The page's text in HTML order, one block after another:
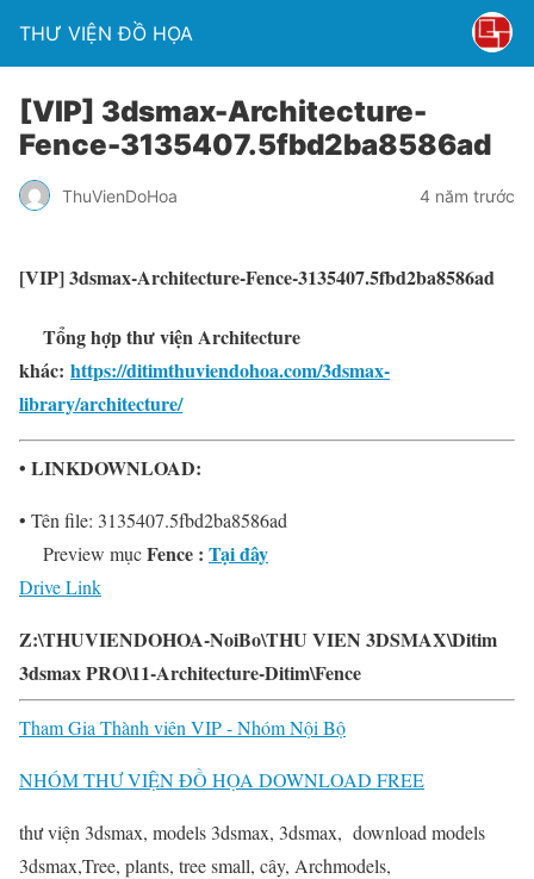
THƯ VIỆN ĐỒ HỌA
[VIP] 3dsmax-Architecture-
Fence-3135407.5fbd2ba8586ad
ThuVienDoHoa 4 năm trước
[VIP] 3dsmax-Architecture-Fence-3135407.5fbd2ba8586ad
Tổng hợp thư viện Architecture
khác: https://ditimthuviendohoa.com/3dsmax-
library/architecture/
• LINKDOWNLOAD:
• Tên file: 3135407.5fbd2ba8586ad
Preview mụcFence : Tại đây
Drive Link
Z:\THUVIENDOHOA-NoiBo\THU VIEN 3DSMAX\Ditim
3dsmax PRO\11-Architecture-Ditim\Fence
Tham Gia Thành viên VIP - Nhóm Nội Bộ
NHÓM THƯ VIỆN ĐỒ HỌA DOWNLOAD FREE
thư viện 3dsmax, models 3dsmax, 3dsmax, download models
3dsmax,Tree, plants, tree small, cây, Archmodels,